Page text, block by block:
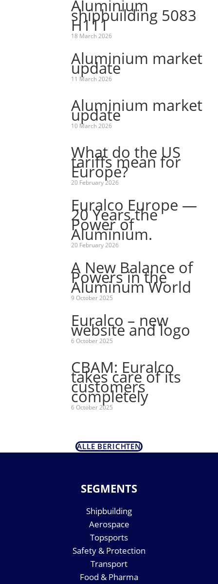
Aluminium
shipbuilding 5083
H111
18 March 2026
Aluminium market
update
11 March 2026
Aluminium market
update
10 March 2026
What do the US
tariffs mean for
Europe?
20 February 2026
Euralco Europe —
20 Years the
Power of
Aluminium.
20 February 2026
A New Balance of
Powers in the
Aluminum World
9 October 2025
Euralco – new
website and logo
6 October 2025
CBAM: Euralco
takes care of its
customers
completely
6 October 2025
ALLE BERICHTEN
SEGMENTS
Shipbuilding
Aerospace
Topsports
Safety & Protection
Transport
Food & Pharma